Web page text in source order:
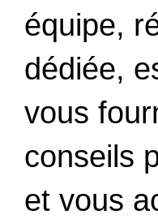
équipe,
dédiée,
vous
conseils
et vous